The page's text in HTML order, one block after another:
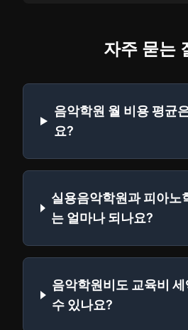
자주 묻는
음악학원 월 비용 평균
요?
실용음악학원과 피아노
는 얼마나 되나요?
음악학원비도 교육비
수 있나요?